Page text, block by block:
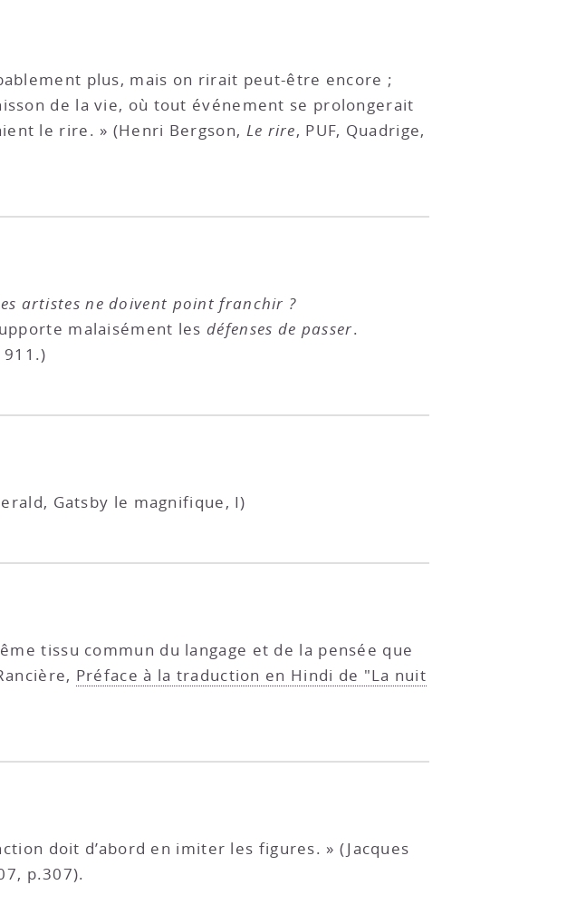
plus, mais on rirait peut-être encore ;
de la vie, où tout événement se prolongerait
le rire. » (Henri Bergson, Le rire, PUF, Quadrige,
artistes ne doivent point franchir ?
malaisément lesdéfenses de passer.
Gatsby le magnifique, I)
tissu commun du langage et de la pensée que
Préface à la traduction en Hindi de "La nuit
doit d’abord en imiter les figures. » (Jacques
p.307).